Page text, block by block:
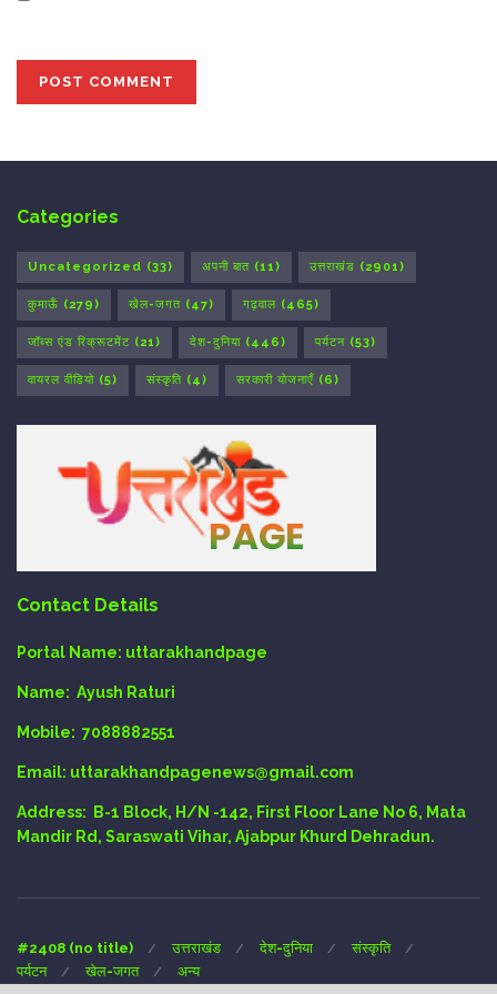
Categories
Uncategorized (33) अपनी बात (11) उत्तराखंड (2901)
कुमाऊँ (279) खेल-जगत (47) गढ़वाल (465)
जॉब्स एंड रिक्रूटमेंट (21) देश-दुनिया (446) पर्यटन (53)
वायरल वीडियो (5) संस्कृति (4) सरकारी योजनाएँ (6)
Contact Details
Portal Name: uttarakhandpage
Name: Ayush Raturi
Mobile: 7088882551
Email: uttarakhandpagenews@gmail.com
Address:
B-1 Block, H/N -142, First Floor Lane No 6, Mata
Mandir Rd, Saraswati Vihar, Ajabpur Khurd Dehradun.
#2408 (no title) उत्तराखंड देश-दुनिया
संस्कृति
पर्यटन
खेल-जगत अन्य